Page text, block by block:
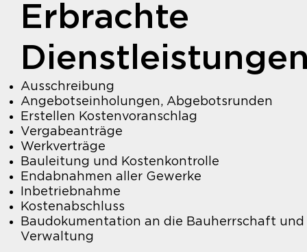
Erbrachte
Ausschreibung
Angebotseinholungen, Abgebotsrunden
Erstellen Kostenvoranschlag
Vergabeanträge
Werkverträge
Bauleitung und Kostenkontrolle
Endabnahmen aller Gewerke
Inbetriebnahme
Kostenabschluss
Baudokumentation an die Bauherrschaft und
Verwaltung